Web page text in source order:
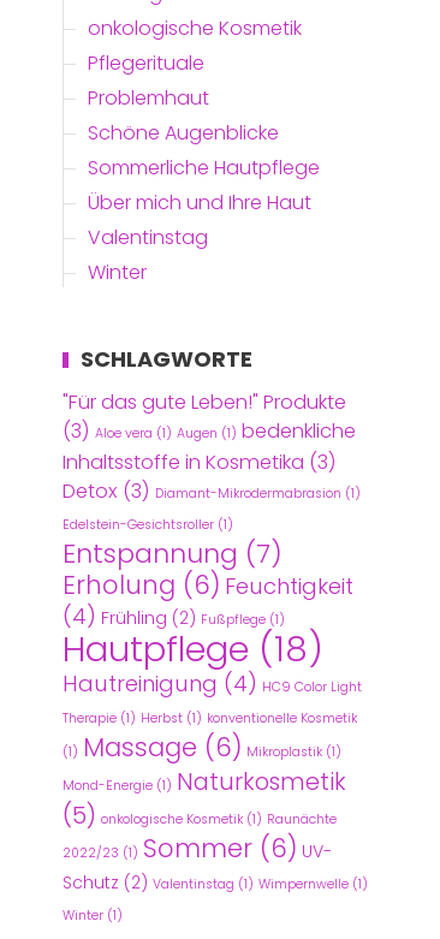
onkologische Kosmetik
Pflegerituale
Problemhaut
Schöne Augenblicke
Sommerliche Hautpflege
Über mich und Ihre Haut
Valentinstag
Winter
SCHLAGWORTE
"Für das gute Leben!" Produkte
(3) Aloe vera (1) Augen (1) bedenkliche
Inhaltsstoffe in Kosmetika (3)
Detox (3) Diamant-Mikrodermabrasion (1)
Edelstein-Gesichtsroller(1)
Entspannung (7)
Erholung (6) Feuchtigkeit
(4) Frühling (2) Fußpflege(1)
Hautpflege (18)
Hautreinigung (4) HC9 Color Light
Therapie(1) Herbst(1) konventionelle Kosmetik
(1) Massage (6) Mikroplastik(1)
Mond-Energie(1) Naturkosmetik
(5) onkologische Kosmetik(1) Raunächte
2022/23 (1) Sommer(6) UV-
Schutz (2) Valentinstag (1) Wimpernwelle(1)
Winter(1)